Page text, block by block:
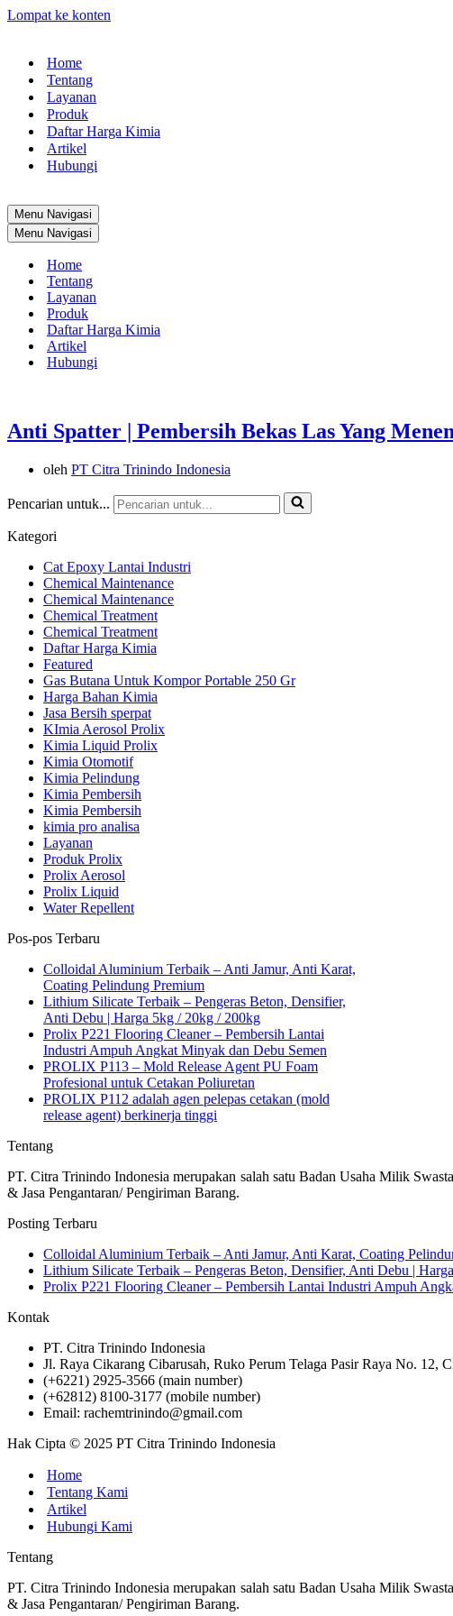
Lompat ke konten
Home
Tentang
Layanan
Produk
Daftar Harga Kimia
Artikel
Hubungi
Menu Navigasi
Menu Navigasi
Home
Tentang
Layanan
Produk
Daftar Harga Kimia
Artikel
Hubungi
Anti Spatter | Pembersih Bekas Las Yang
oleh PT Citra Trinindo Indonesia
Pencarian untuk...
Kategori
Cat Epoxy Lantai Industri
Chemical Maintenance
Chemical Maintenance
Chemical Treatment
Chemical Treatment
Daftar Harga Kimia
Featured
Gas Butana Untuk Kompor Portable 250 Gr
Harga Bahan Kimia
Jasa Bersih sperpat
KImia Aerosol Prolix
Kimia Liquid Prolix
Kimia Otomotif
Kimia Pelindung
Kimia Pembersih
Kimia Pembersih
kimia pro analisa
Layanan
Produk Prolix
Prolix Aerosol
Prolix Liquid
Water Repellent
Pos-pos Terbaru
Colloidal Aluminium Terbaik – Anti Jamur, Anti Karat,
Coating Pelindung Premium
Lithium Silicate Terbaik – Pengeras Beton, Densifier,
Anti Debu | Harga 5kg / 20kg / 200kg
Prolix P221 Flooring Cleaner – Pembersih Lantai
Industri Ampuh Angkat Minyak dan Debu Semen
PROLIX P113 – Mold Release Agent PU Foam
Profesional untuk Cetakan Poliuretan
PROLIX P112 adalah agen pelepas cetakan (mold
release agent) berkinerja tinggi
Tentang
PT. Citra Trinindo Indonesia merupakan salah satu Badan Usaha Milik
& Jasa Pengantaran/ Pengiriman Barang.
Posting Terbaru
Colloidal Aluminium Terbaik – Anti Jamur, Anti Karat, Coating
Lithium Silicate Terbaik – Pengeras Beton, Densifier, Anti Debu |
Prolix P221 Flooring Cleaner – Pembersih Lantai Industri Ampuh
Kontak
PT. Citra Trinindo Indonesia
Jl. Raya Cikarang Cibarusah, Ruko Perum Telaga Pasir Raya No. 12,
(+6221) 2925-3566 (main number)
(+62812) 8100-3177 (mobile number)
Email: rachemtrinindo@gmail.com
Hak Cipta © 2025 PT Citra Trinindo Indonesia
Home
Tentang Kami
Artikel
Hubungi Kami
Tentang
PT. Citra Trinindo Indonesia merupakan salah satu Badan Usaha Milik
& Jasa Pengantaran/ Pengiriman Barang.